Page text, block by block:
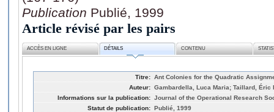
Publication Publié, 1999
Article révisé par les pairs
ACCÈS EN LIGNE DÉTAILS CONTENU
Titre: Ant Colonies for the Quadratic
Auteur: Gambardella, Luca Maria; Taillard, Éric
Informations sur la publication: Journal of the Operational Research
Statut de publication: Publié, 1999